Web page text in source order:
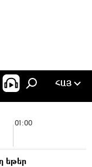
ՀԱՅ
01:00
եթեր